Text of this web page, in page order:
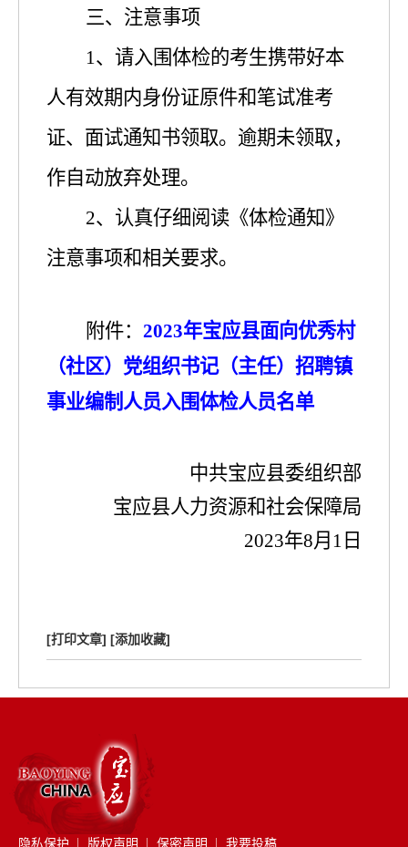
三、注意事项
1、 请入围体检的考生携带好本
人有效期内身份证原件和笔试准考
证、面试通知书领取。逾期未领取，
作自动放弃处理。
2、认真仔细阅读《体检通知》
注意事项和相关要求。
附件： 2023年宝应县面向优秀村
（社区）党组织书记（主任）招聘镇
事业编制人员入围体检人员名单
中共宝应县委组织部
宝应县人力资源和社会保障局
2023年8月 1 日
[打印文章] [添加收藏]
隐私保护 版权声明 保密声明 我要投稿